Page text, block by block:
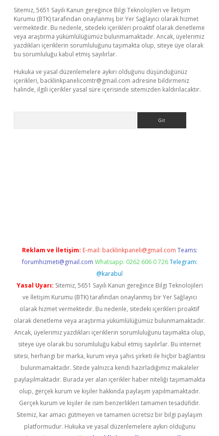
Sitemiz, 5651 Sayılı Kanun gereğince Bilgi Teknolojileri ve İletişim
Kurumu (BTK) tarafından onaylanmış bir Yer Sağlayıcı olarak hizmet
vermektedir. Bu nedenle, sitedeki içerikleri proaktif olarak denetleme
veya araştırma yükümlülüğümüz bulunmamaktadır. Ancak, üyelerimiz
yazdıkları içeriklerin sorumluluğunu taşımakta olup, siteye üye olarak
bu sorumluluğu kabul etmiş sayılırlar.
Hukuka ve yasal düzenlemelere aykırı olduğunu düşündüğünüz
içerikleri, backlinkpanelicomtr@gmail.com adresine bildirmeniz
halinde, ilgili içerikler yasal süre içerisinde sitemizden kaldırılacaktır.
Reklam ve İletişim: E-mail: backlinkpaneli@gmail.com Teams:
forumhizmeti@gmail.com Whatsapp: 0262 606 0 726 Telegram:
@karabul
Yasal Uyarı: Sitemiz, 5651 Sayılı Kanun gereğince Bilgi Teknolojileri
ve İletişim Kurumu (BTK) tarafından onaylanmış bir Yer Sağlayıcı
olarak hizmet vermektedir. Bu nedenle, sitedeki içerikleri proaktif
olarak denetleme veya araştırma yükümlülüğümüz bulunmamaktadır.
Ancak, üyelerimiz yazdıkları içeriklerin sorumluluğunu taşımakta olup,
siteye üye olarak bu sorumluluğu kabul etmiş sayılırlar. Bu internet
sitesi, herhangi bir marka, kurum veya şahıs şirketi ile hiçbir bağlantısı
bulunmamaktadır. Sitede yalnızca kendi hazırladığımız makaleler
paylaşılmaktadır. Burada yer alan içerikler haber niteliği taşımamakta
olup, gerçek kurum ve kişiler hakkında paylaşım yapılmamaktadır.
Gerçek kurum ve kişiler ile isim benzerlikleri tamamen tesadüfidir.
Sitemiz, kar amacı gütmeyen ve tamamen ücretsiz bir bilgi paylaşım
platformudur. Hukuka ve yasal düzenlemelere aykırı olduğunu